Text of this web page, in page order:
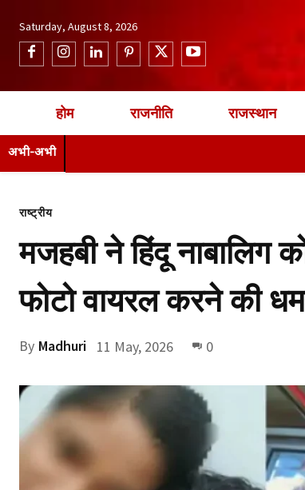
Saturday, August 8, 2026
होम राजनीति राजस्थान
अभी-अभी
राष्ट्रीय
मजहबी ने हिंदू नाबालिग
फोटो वायरल करने की
By Madhuri 11 May, 2026 0